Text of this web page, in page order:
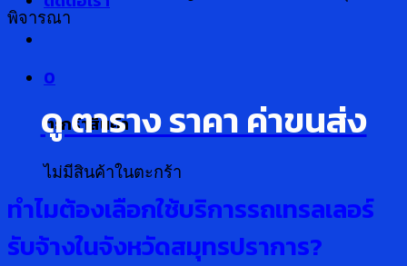
0
ตะกร้าสินค้า
ไม่มีสินค้าในตะกร้า
พิจารณา
ดู ตาราง ราคา ค่าขนส่ง
ทำไมต้องเลือกใช้บริการรถเทรลเลอร์
รับจ้างในจังหวัดสมุทรปราการ?